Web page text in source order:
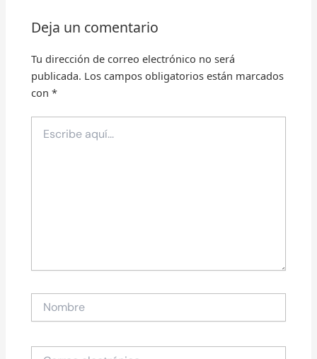
Deja un comentario
Tu dirección de correo electrónico no será
publicada. Los campos obligatorios están marcados
con*
aquí...